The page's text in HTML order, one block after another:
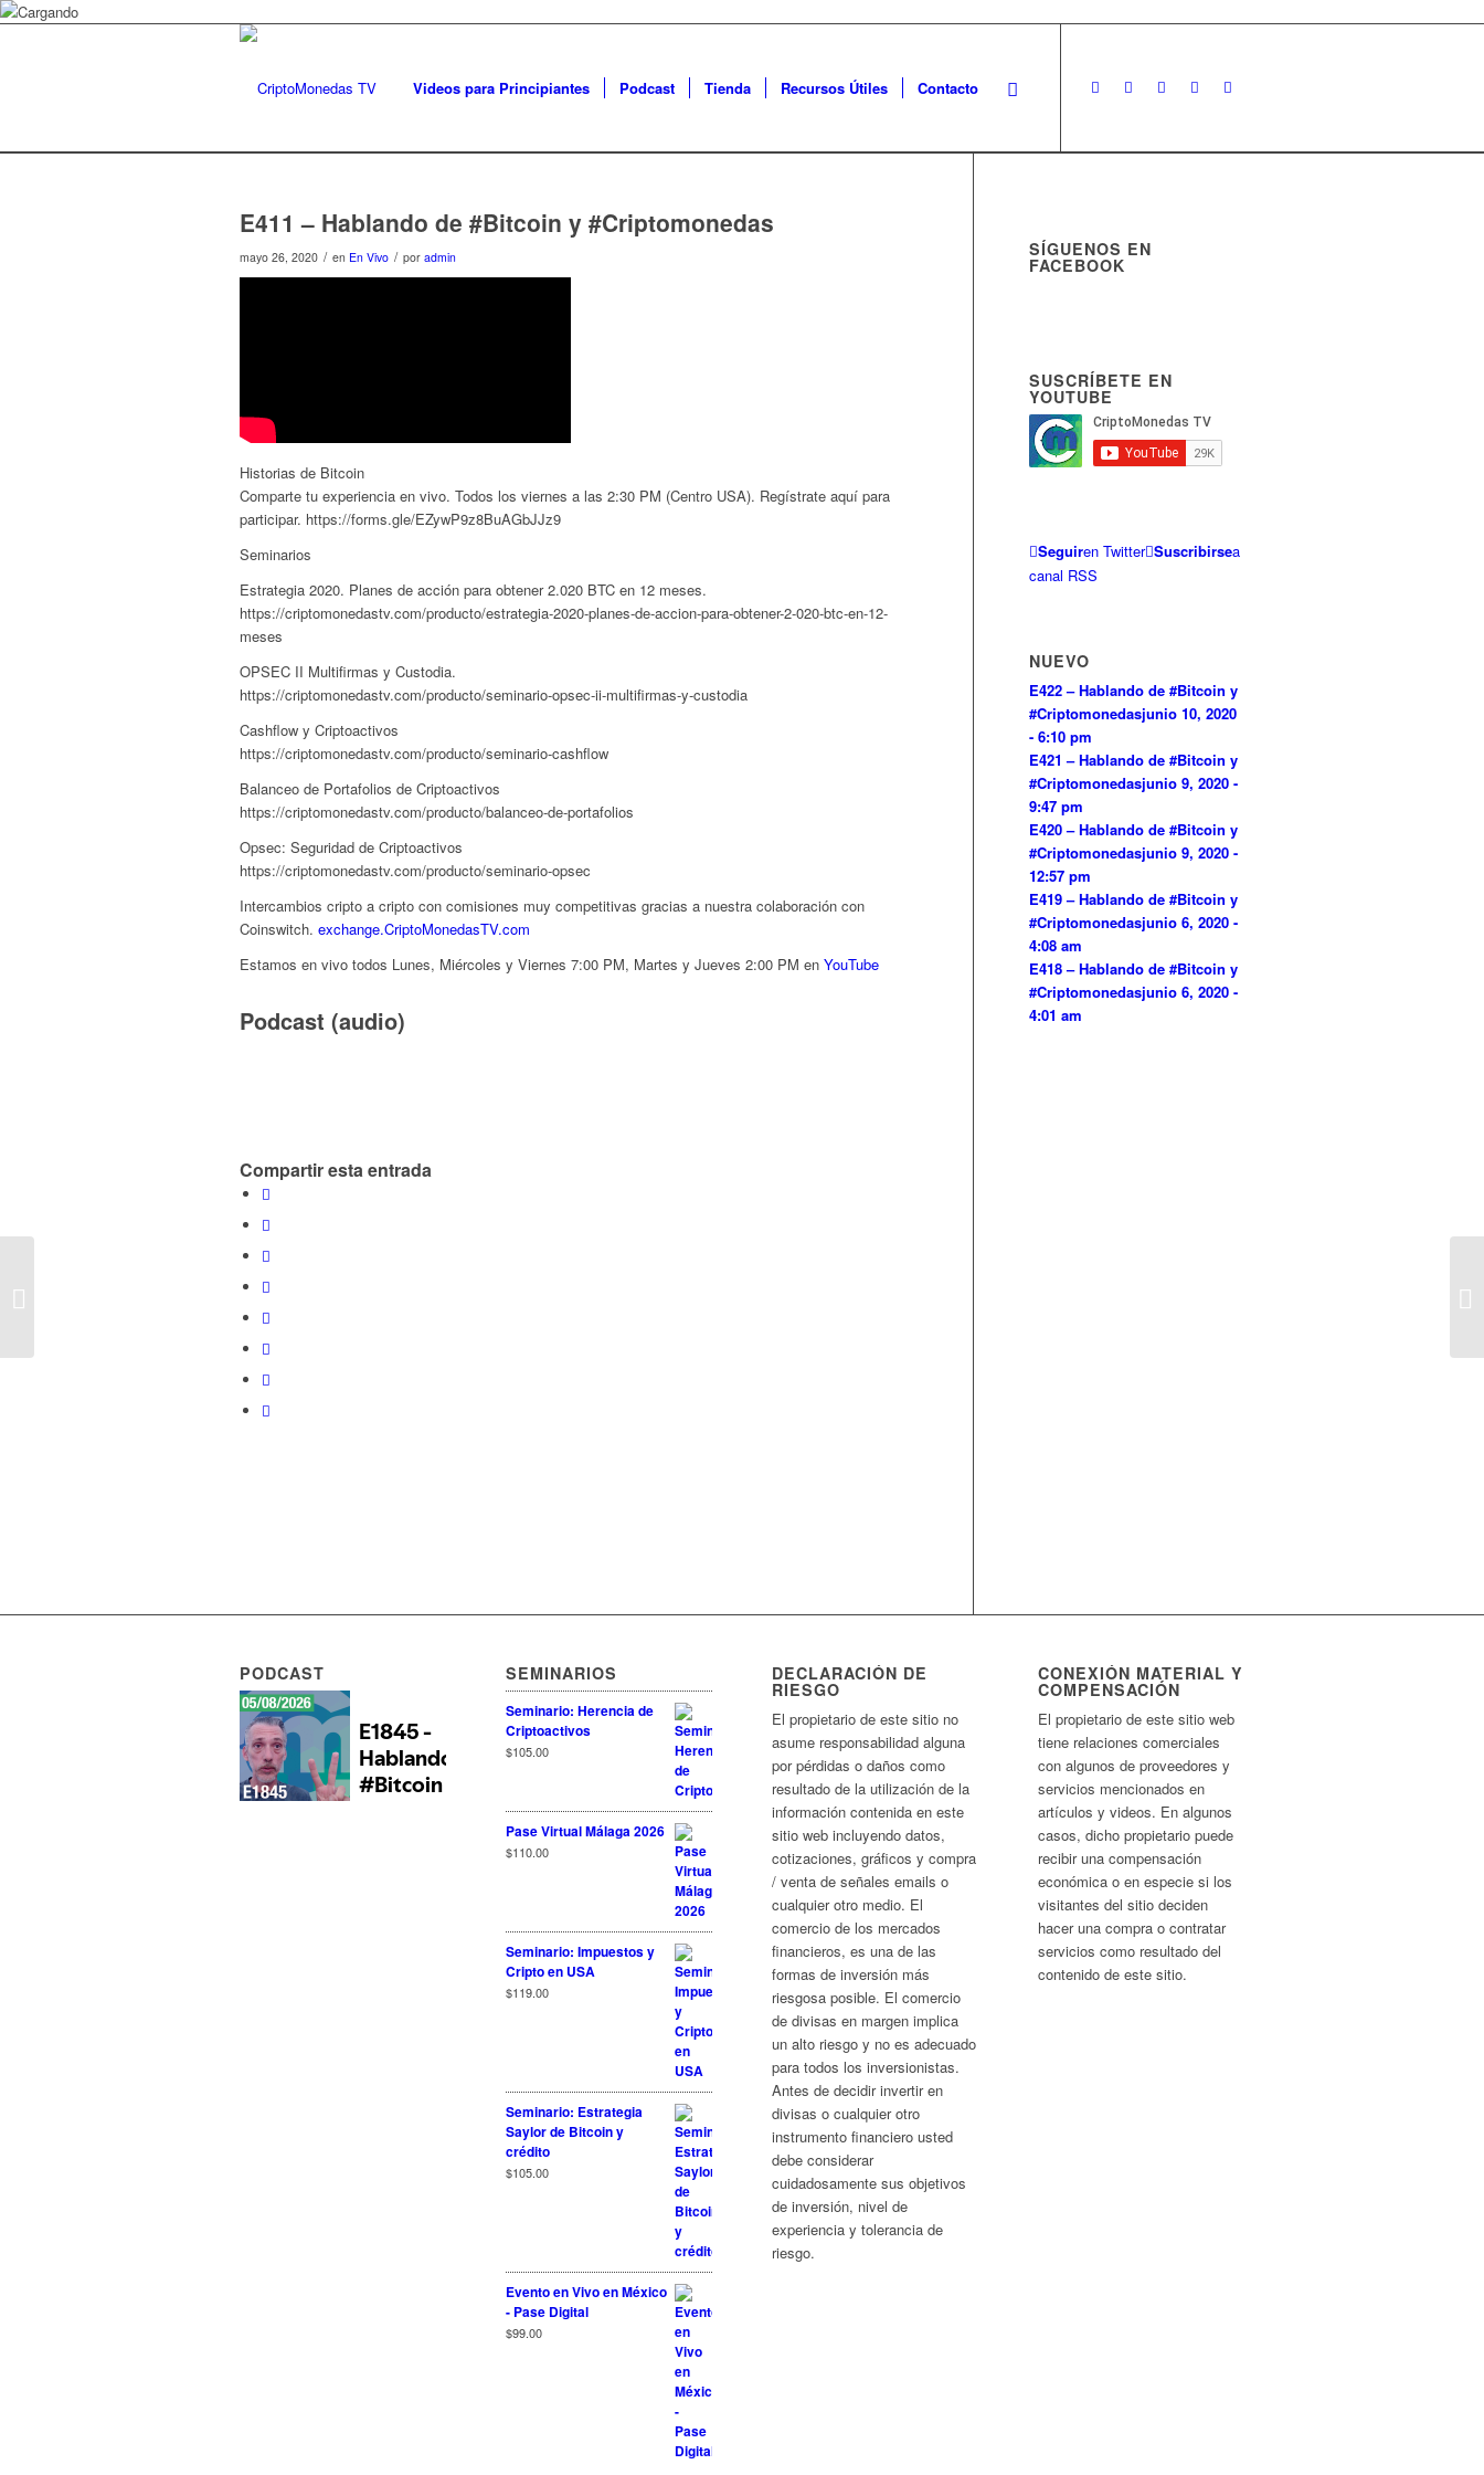
Videos para Principiantes Podcast Tienda Recursos Útiles Contacto
E411 – Hablando de #Bitcoin y #Criptomonedas
mayo 26, 2020 / en En Vivo / por admin
Historias de Bitcoin
Comparte tu experiencia en vivo. Todos los viernes a las 2:30 PM (Centro USA). Regístrate aquí para
participar. https://forms.gle/EZywP9z8BuAGbJJz9
Seminarios
Estrategia 2020. Planes de acción para obtener 2.020 BTC en 12 meses.
https://criptomonedastv.com/producto/estrategia-2020-planes-de-accion-para-obtener-2-020-btc-en-12-
meses
OPSEC II Multifirmas y Custodia.
https://criptomonedastv.com/producto/seminario-opsec-ii-multifirmas-y-custodia
Cashflow y Criptoactivos
https://criptomonedastv.com/producto/seminario-cashflow
Balanceo de Portafolios de Criptoactivos
https://criptomonedastv.com/producto/balanceo-de-portafolios
Opsec: Seguridad de Criptoactivos
https://criptomonedastv.com/producto/seminario-opsec
Intercambios cripto a cripto con comisiones muy competitivas gracias a nuestra colaboración con
Coinswitch. exchange.CriptoMonedasTV.com
Estamos en vivo todos Lunes, Miércoles y Viernes 7:00 PM, Martes y Jueves 2:00 PM en YouTube
Podcast (audio)
Compartir esta entrada
SÍGUENOS EN
FACEBOOK
SUSCRÍBETE EN
YOUTUBE
Seguiren Twitter Suscribirsea
canal RSS
NUEVO
E422 – Hablando de #Bitcoin y
#Criptomonedasjunio 10, 2020
- 6:10 pm
E421 – Hablando de #Bitcoin y
#Criptomonedasjunio 9, 2020 -
9:47 pm
E420 – Hablando de #Bitcoin y
#Criptomonedasjunio 9, 2020 -
12:57 pm
E419 – Hablando de #Bitcoin y
#Criptomonedasjunio 6, 2020 -
4:08 am
E418 – Hablando de #Bitcoin y
#Criptomonedasjunio 6, 2020 -
4:01 am
PODCAST SEMINARIOS
Seminario: Herencia de
Criptoactivos
$105.00
Pase Virtual Málaga 2026
$110.00
Seminario: Impuestos y
Cripto en USA
$119.00
Seminario: Estrategia
Saylor de Bitcoin y
crédito
$105.00
Evento en Vivo en México
- Pase Digital
$99.00
DECLARACIÓN DE
RIESGO
El propietario de este sitio no
asume responsabilidad alguna
por pérdidas o daños como
resultado de la utilización de la
información contenida en este
sitio web incluyendo datos,
cotizaciones, gráficos y compra
/ venta de señales emails o
cualquier otro medio. El
comercio de los mercados
financieros, es una de las
formas de inversión más
riesgosa posible. El comercio
de divisas en margen implica
un alto riesgo y no es adecuado
para todos los inversionistas.
Antes de decidir invertir en
divisas o cualquier otro
instrumento financiero usted
debe considerar
cuidadosamente sus objetivos
de inversión, nivel de
experiencia y tolerancia de
riesgo.
CONEXIÓN MATERIAL Y
COMPENSACIÓN
El propietario de este sitio web
tiene relaciones comerciales
con algunos de proveedores y
servicios mencionados en
artículos y videos. En algunos
casos, dicho propietario puede
recibir una compensación
económica o en especie si los
visitantes del sitio deciden
hacer una compra o contratar
servicios como resultado del
contenido de este sitio.